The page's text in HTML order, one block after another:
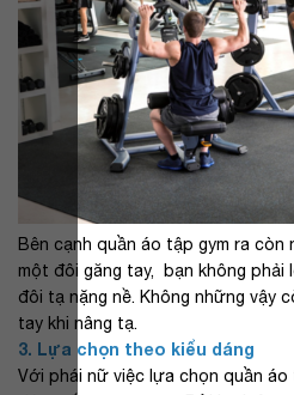
Bên cạnh quần áo tập gym ra
một đôi găng tay, bạn không phải
đôi tạ nặng nề. Không những vậy
tay khi nâng tạ.
3. Lựa chọn theo kiểu dáng
Với phái nữ việc lựa chọn quần áo